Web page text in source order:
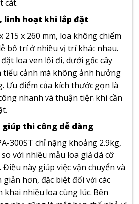
cát.
linh hoạt khi lắp đặt
215 x 260 mm, loa không chiếm
bố trí ở nhiều vị trí khác nhau.
loa ven lối đi, dưới gốc cây
tiểu cảnh mà không ảnh hưởng
Ưu điểm của kích thước gọn là
nhanh và thuận tiện khi cần
thi công dễ dàng
300ST chỉ nặng khoảng 2.9kg,
với nhiều mẫu loa giả đá cỡ
này giúp việc vận chuyển và
hơn, đặc biệt đối với các
nhiều loa cùng lúc. Bên